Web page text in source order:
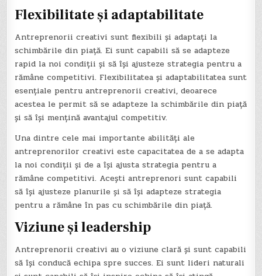
Flexibilitate și adaptabilitate
Antreprenorii creativi sunt flexibili și adaptați la
schimbările din piață. Ei sunt capabili să se adapteze
rapid la noi condiții și să își ajusteze strategia pentru a
rămâne competitivi. Flexibilitatea și adaptabilitatea sunt
esențiale pentru antreprenorii creativi, deoarece
acestea le permit să se adapteze la schimbările din piață
și să își mențină avantajul competitiv.
Una dintre cele mai importante abilități ale
antreprenorilor creativi este capacitatea de a se adapta
la noi condiții și de a își ajusta strategia pentru a
rămâne competitivi. Acești antreprenori sunt capabili
să își ajusteze planurile și să își adapteze strategia
pentru a rămâne în pas cu schimbările din piață.
Viziune și leadership
Antreprenorii creativi au o viziune clară și sunt capabili
să își conducă echipa spre succes. Ei sunt lideri naturali